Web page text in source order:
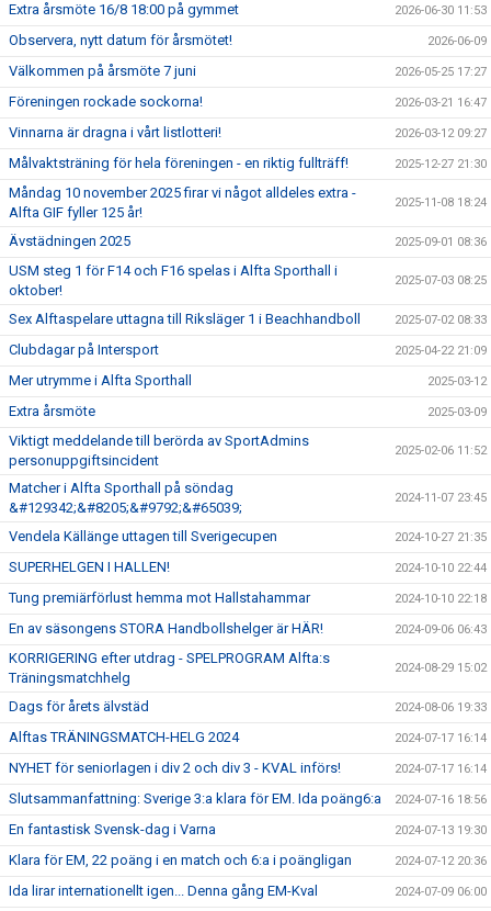
Extra årsmöte 16/8 18:00 på gymmet 2026-06-30 11:53
Observera, nytt datum för årsmötet! 2026-06-09
Välkommen på årsmöte 7 juni 2026-05-25 17:27
Föreningen rockade sockorna! 2026-03-21 16:47
Vinnarna är dragna i vårt listlotteri! 2026-03-12 09:27
Målvaktsträning för hela föreningen - en riktig fullträff! 2025-12-27 21:30
Måndag 10 november 2025 firar vi något alldeles extra -
Alfta GIF fyller 125 år!
2025-11-08 18:24
Ävstädningen 2025 2025-09-01 08:36
USM steg 1 för F14 och F16 spelas i Alfta Sporthall i
oktober!
2025-07-03 08:25
Sex Alftaspelare uttagna till Riksläger 1 i Beachhandboll 2025-07-02 08:33
Clubdagar på Intersport 2025-04-22 21:09
Mer utrymme i Alfta Sporthall 2025-03-12
Extra årsmöte 2025-03-09
Viktigt meddelande till berörda av SportAdmins
personuppgiftsincident
2025-02-06 11:52
Matcher i Alfta Sporthall på söndag
&#129342;&#8205;&#9792;&#65039;
2024-11-07 23:45
Vendela Källänge uttagen till Sverigecupen 2024-10-27 21:35
SUPERHELGEN I HALLEN! 2024-10-10 22:44
Tung premiärförlust hemma mot Hallstahammar 2024-10-10 22:18
En av säsongens STORA Handbollshelger är HÄR! 2024-09-06 06:43
KORRIGERING efter utdrag - SPELPROGRAM Alfta:s
Träningsmatchhelg
2024-08-29 15:02
Dags för årets älvstäd 2024-08-06 19:33
Alftas TRÄNINGSMATCH-HELG 2024 2024-07-17 16:14
NYHET för seniorlagen i div 2 och div 3 - KVAL införs! 2024-07-17 16:14
Slutsammanfattning: Sverige 3:a klara för EM. Ida poäng6:a 2024-07-16 18:56
En fantastisk Svensk-dag i Varna 2024-07-13 19:30
Klara för EM, 22 poäng i en match och 6:a i poängligan 2024-07-12 20:36
Ida lirar internationellt igen... Denna gång EM-Kval 2024-07-09 06:00